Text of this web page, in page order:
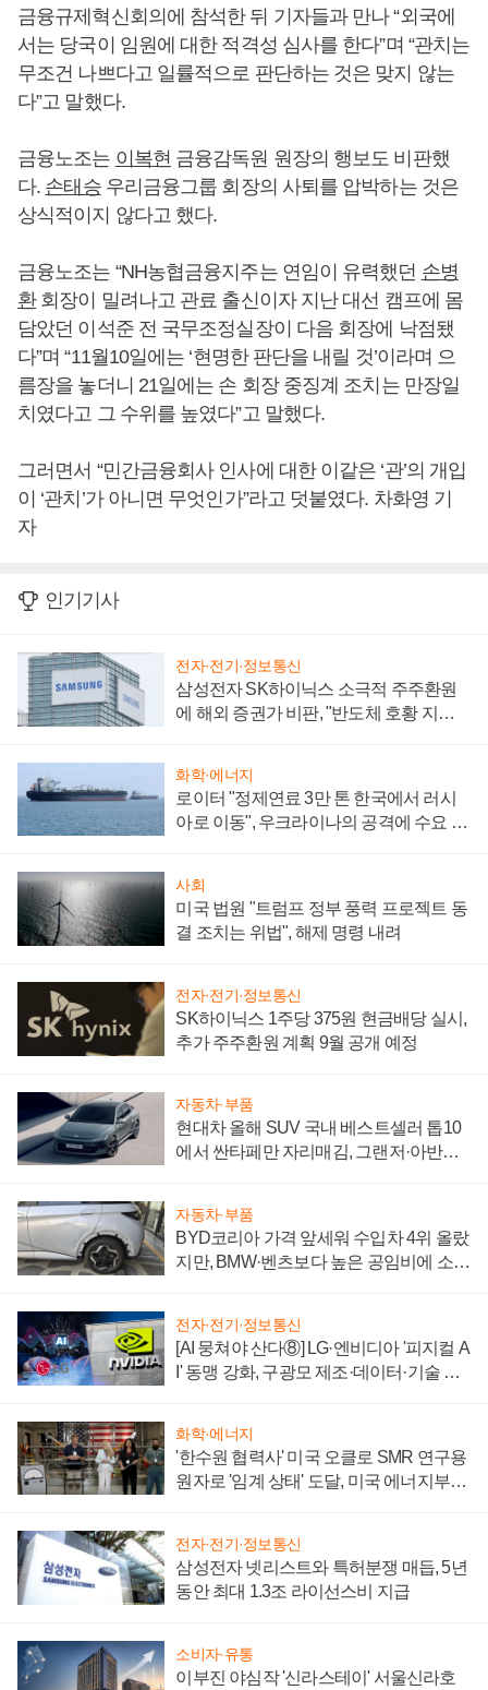
금융규제혁신회의에 참석한 뒤 기자들과 만나 “외국에
서는 당국이 임원에 대한 적격성 심사를 한다”며 “관치는
무조건 나쁘다고 일률적으로 판단하는 것은 맞지 않는
다”고 말했다.
금융노조는 이복현 금융감독원 원장의 행보도 비판했
다. 손태승우리금융그룹 회장의 사퇴를 압박하는 것은
상식적이지 않다고 했다.
금융노조는 “NH농협금융지주는 연임이 유력했던 손병
환회장이 밀려나고 관료 출신이자 지난 대선 캠프에 몸
담았던 이석준 전 국무조정실장이 다음 회장에 낙점됐
다”며 “11월10일에는 ‘현명한 판단을 내릴 것’이라며 으
름장을 놓더니 21일에는 손 회장 중징계 조치는 만장일
치였다고 그 수위를 높였다”고 말했다.
그러면서 “민간금융회사 인사에 대한 이같은 ‘관’의 개입
이 ‘관치’가 아니면 무엇인가”라고 덧붙였다. 차화영 기
자
인기기사
전자·전기·정보통신
삼성전자 SK하이닉스 소극적 주주환원
에 해외 증권가 비판, "반도체 호황 지속
화학·에너지
로이터 "정제연료 3만 톤 한국에서 러시
아로 이동", 우크라이나의 공격에 수요 늘
사회
미국 법원 "트럼프 정부 풍력 프로젝트 동
결 조치는 위법", 해제 명령 내려
전자·전기·정보통신
SK하이닉스 1주당 375원 현금배당 실시,
추가 주주환원 계획 9월 공개 예정
자동차·부품
현대차 올해 SUV 국내 베스트셀러 톱10
에서 싼타페만 자리매김, 그랜저·아반떼
자동차·부품
BYD코리아 가격 앞세워 수입차 4위 올랐
지만, BMW·벤츠보다 높은 공임비에 소비
전자·전기·정보통신
[AI 뭉쳐야 산다⑧] LG·엔비디아 '피지컬 A
I' 동맹 강화, 구광모 제조·데이터·기술 결
화학·에너지
'한수원 협력사' 미국 오클로 SMR 연구용
원자로 '임계 상태' 도달, 미국 에너지부
전자·전기·정보통신
삼성전자 넷리스트와 특허분쟁 매듭, 5년
동안 최대 1.3조 라이선스비 지급
소비자·유통
이부진 야심작 '신라스테이' 서울신라호